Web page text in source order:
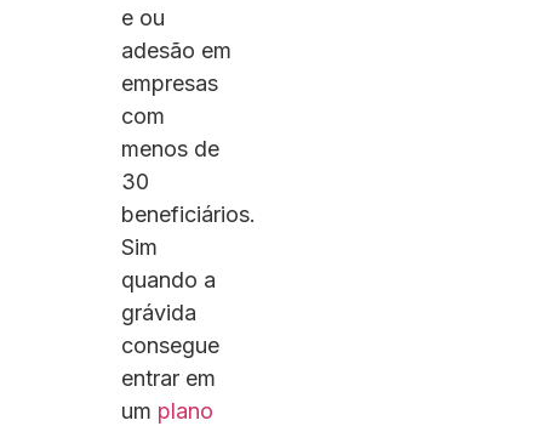
e ou
adesão em
empresas
com
menos de
30
beneficiários.
Sim
quando a
grávida
consegue
entrar em
um plano